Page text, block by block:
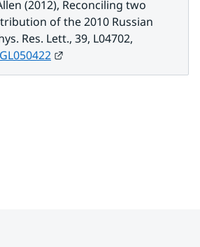
(2012), Reconciling two
of the 2010 Russian